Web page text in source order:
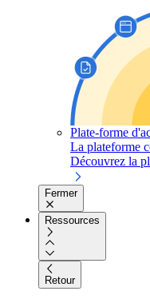
Plate-forme
La plateforme
Découvrez la
Fermer
Ressources
Retour